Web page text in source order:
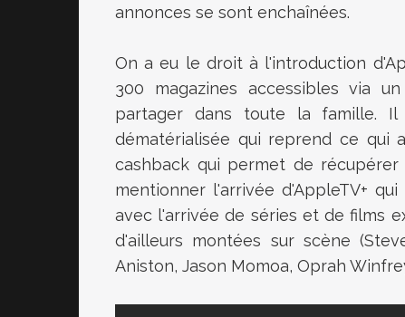
annonces se sont enchaînées.
On a eu le droit à l'introduction
300 magazines accessibles via
partager dans toute la famille. Il
dématérialisée qui reprend ce qui
cashback qui permet de
mentionner l'arrivée d'AppleTV+
avec l'arrivée de séries et de films
d'ailleurs montées sur scène
Aniston, Jason Momoa, Oprah